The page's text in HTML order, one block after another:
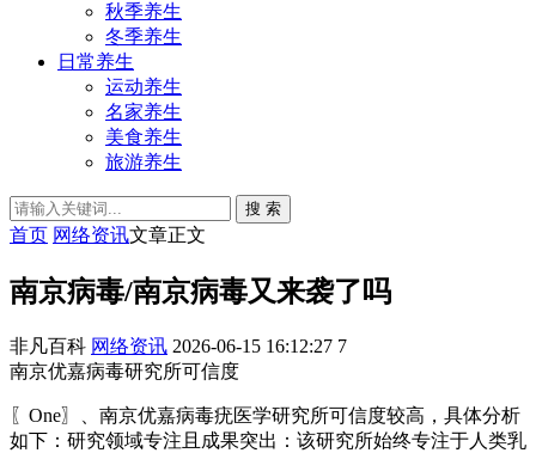
秋季养生
冬季养生
日常养生
运动养生
名家养生
美食养生
旅游养生
搜 索
首页 网络资讯文章正文
南京病毒/南京病毒又来袭了吗
非凡百科 网络资讯 2026-06-15 16:12:27 7
南京优嘉病毒研究所可信度
〖One〗、南京优嘉病毒疣医学研究所可信度较高，具体分析
如下：研究领域专注且成果突出：该研究所始终专注于人类乳